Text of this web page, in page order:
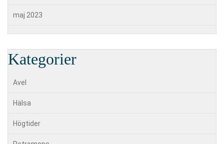
maj 2023
Kategorier
Avel
Hälsa
Högtider